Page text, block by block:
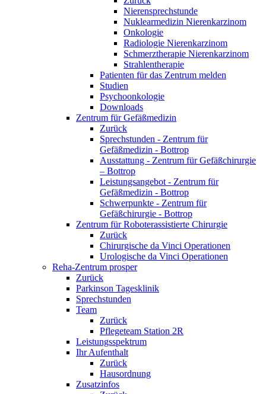
Nierensprechstunde
Nuklearmedizin Nierenkarzinom
Onkologie
Radiologie Nierenkarzinom
Schmerztherapie Nierenkarzinom
Strahlentherapie
Patienten für das Zentrum melden
Studien
Psychoonkologie
Downloads
Zentrum für Gefäßmedizin
Zurück
Sprechstunden - Zentrum für
Gefäßmedizin - Bottrop
Ausstattung - Zentrum für Gefäßchirurgie
– Bottrop
Leistungsangebot - Zentrum für
Gefäßmedizin - Bottrop
Schwerpunkte - Zentrum für
Gefäßchirurgie - Bottrop
Zentrum für Roboterassistierte Chirurgie
Zurück
Chirurgische da Vinci Operationen
Urologische da Vinci Operationen
Reha-Zentrum prosper
Zurück
Parkinson Tagesklinik
Sprechstunden
Team
Zurück
Pflegeteam Station 2R
Leistungsspektrum
Ihr Aufenthalt
Zurück
Hausordnung
Zusatzinfos